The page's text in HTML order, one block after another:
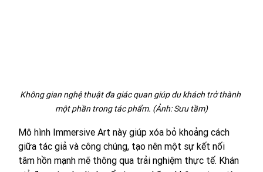
Không gian nghệ thuật đa giác quan giúp du khách trở thành
một phần trong tác phẩm. (Ảnh: Sưu tầm)
Mô hình Immersive Art này giúp xóa bỏ khoảng cách
giữa tác giả và công chúng, tạo nên một sự kết nối
tâm hồn mạnh mẽ thông qua trải nghiệm thực tế. Khán